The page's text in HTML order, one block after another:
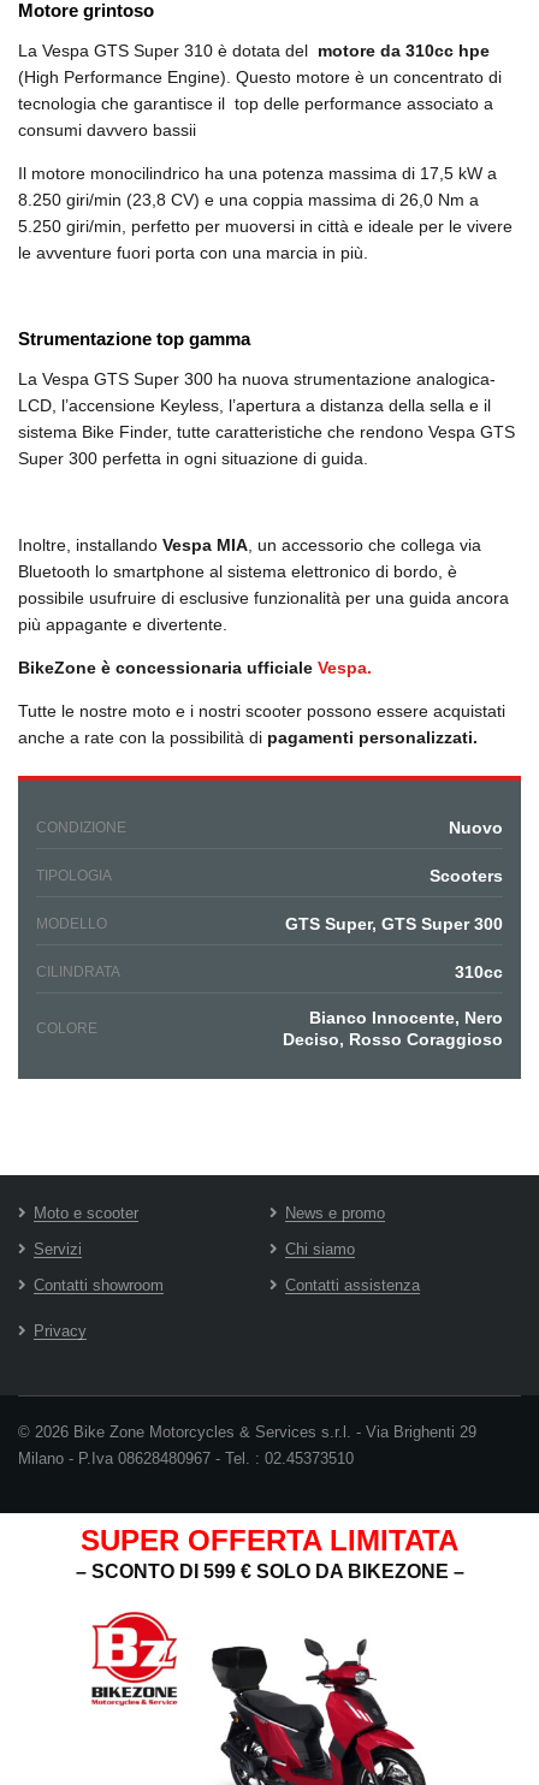
Motore grintoso
La Vespa GTS Super 310 è dotata del motore da 310cc hpe
(High Performance Engine). Questo motore è un concentrato di
tecnologia che garantisce il top delle performance associato a
consumi davvero bassii
Il motore monocilindrico ha una potenza massima di 17,5 kW a
8.250 giri/min (23,8 CV) e una coppia massima di 26,0 Nm a
5.250 giri/min, perfetto per muoversi in città e ideale per le vivere
le avventure fuori porta con una marcia in più.
Strumentazione top gamma
La Vespa GTS Super 300 ha nuova strumentazione analogica-
LCD, l’accensione Keyless, l’apertura a distanza della sella e il
sistema Bike Finder, tutte caratteristiche che rendono Vespa GTS
Super 300 perfetta in ogni situazione di guida.
Inoltre, installando Vespa MIA, un accessorio che collega via
Bluetooth lo smartphone al sistema elettronico di bordo, è
possibile usufruire di esclusive funzionalità per una guida ancora
più appagante e divertente.
BikeZone è concessionaria ufficiale Vespa.
Tutte le nostre moto e i nostri scooter possono essere acquistati
anche a rate con la possibilità di pagamenti personalizzati.
CONDIZIONE Nuovo
TIPOLOGIA Scooters
MODELLO GTS Super, GTS Super 300
CILINDRATA 310cc
COLORE
Bianco Innocente, Nero
Deciso, Rosso Coraggioso
Moto e scooter
News e promo
Servizi
Chi siamo
Contatti showroom
Contatti assistenza
Privacy
© 2026 Bike Zone Motorcycles & Services s.r.l. - Via Brighenti 29
Milano - P.Iva 08628480967 - Tel. : 02.45373510
SUPER OFFERTA LIMITATA
– SCONTO DI 599 € SOLO DA BIKEZONE –